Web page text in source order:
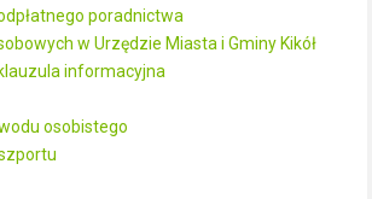
poradnictwa
w Urzędzie Miasta i Gminy Kikół
informacyjna
osobistego